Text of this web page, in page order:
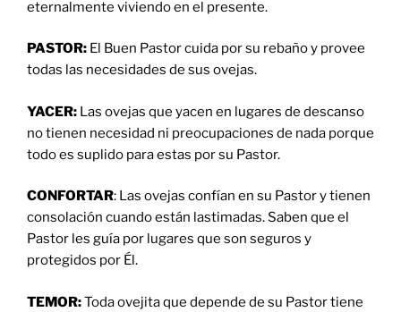
eternalmente viviendo en el presente.
PASTOR: El Buen Pastor cuida por su rebaño y provee
todas las necesidades de sus ovejas.
YACER: Las ovejas que yacen en lugares de descanso
no tienen necesidad ni preocupaciones de nada porque
todo es suplido para estas por su Pastor.
CONFORTAR: Las ovejas confían en su Pastor y tienen
consolación cuando están lastimadas. Saben que el
Pastor les guía por lugares que son seguros y
protegidos por Él.
TEMOR:Toda ovejita que depende de su Pastor tiene